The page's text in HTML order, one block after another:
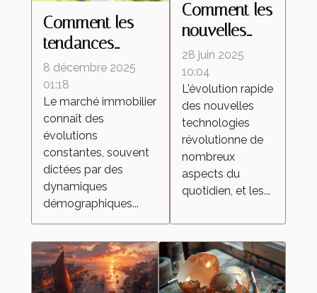
Comment les
tendances
démographiques
influencent-elles
le marché
immobilier ?
8 décembre 2025
01:18
Le marché immobilier
connaît des
évolutions
constantes, souvent
dictées par des
dynamiques
démographiques...
Comment les
nouvelles
technologies
transforment-
elles les
aspirateurs
autonomes ?
28 juin 2025
10:04
L'évolution rapide
des nouvelles
technologies
révolutionne de
nombreux
aspects du
quotidien, et les...